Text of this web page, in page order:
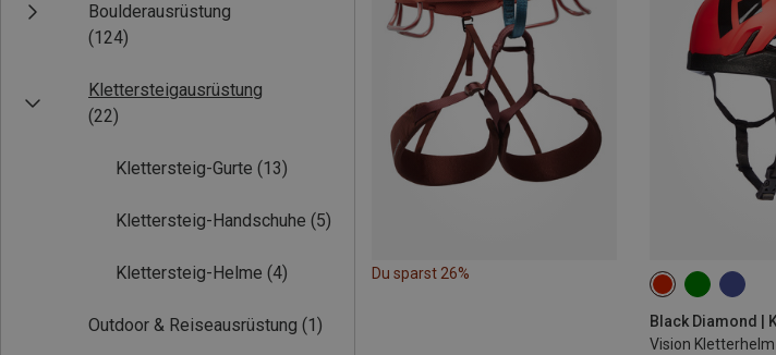
Boulderausrüstung
(124)
Klettersteigausrüstung
(22)
Klettersteig-Gurte (13)
Klettersteig-Handschuhe (5)
Klettersteig-Helme (4)
Outdoor & Reiseausrüstung (1)
Du sparst 26%
Vision Kletterhelm
53-59CM